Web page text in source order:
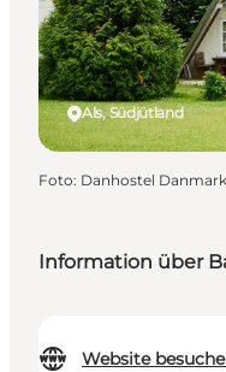
Information über
Website
Als, Südjütland
Foto: Danhostel